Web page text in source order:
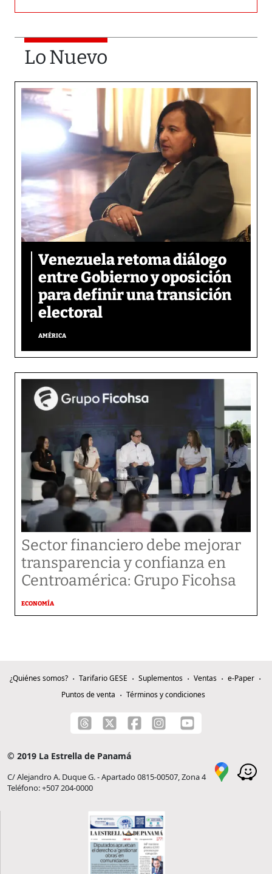
Lo Nuevo
Venezuela retoma diálogo
entre Gobierno y oposición
para definir una transición
electoral
AMÉRICA
Sector financiero debe mejorar
transparencia y confianza en
Centroamérica: Grupo Ficohsa
ECONOMÍA
¿Quiénes somos? Tarifario GESE Suplementos Ventas
e-Paper
Puntos de venta
Términos y condiciones
© 2019 La Estrella de Panamá
C/ Alejandro A. Duque G. - Apartado 0815-00507, Zona 4
Teléfono: +507 204-0000